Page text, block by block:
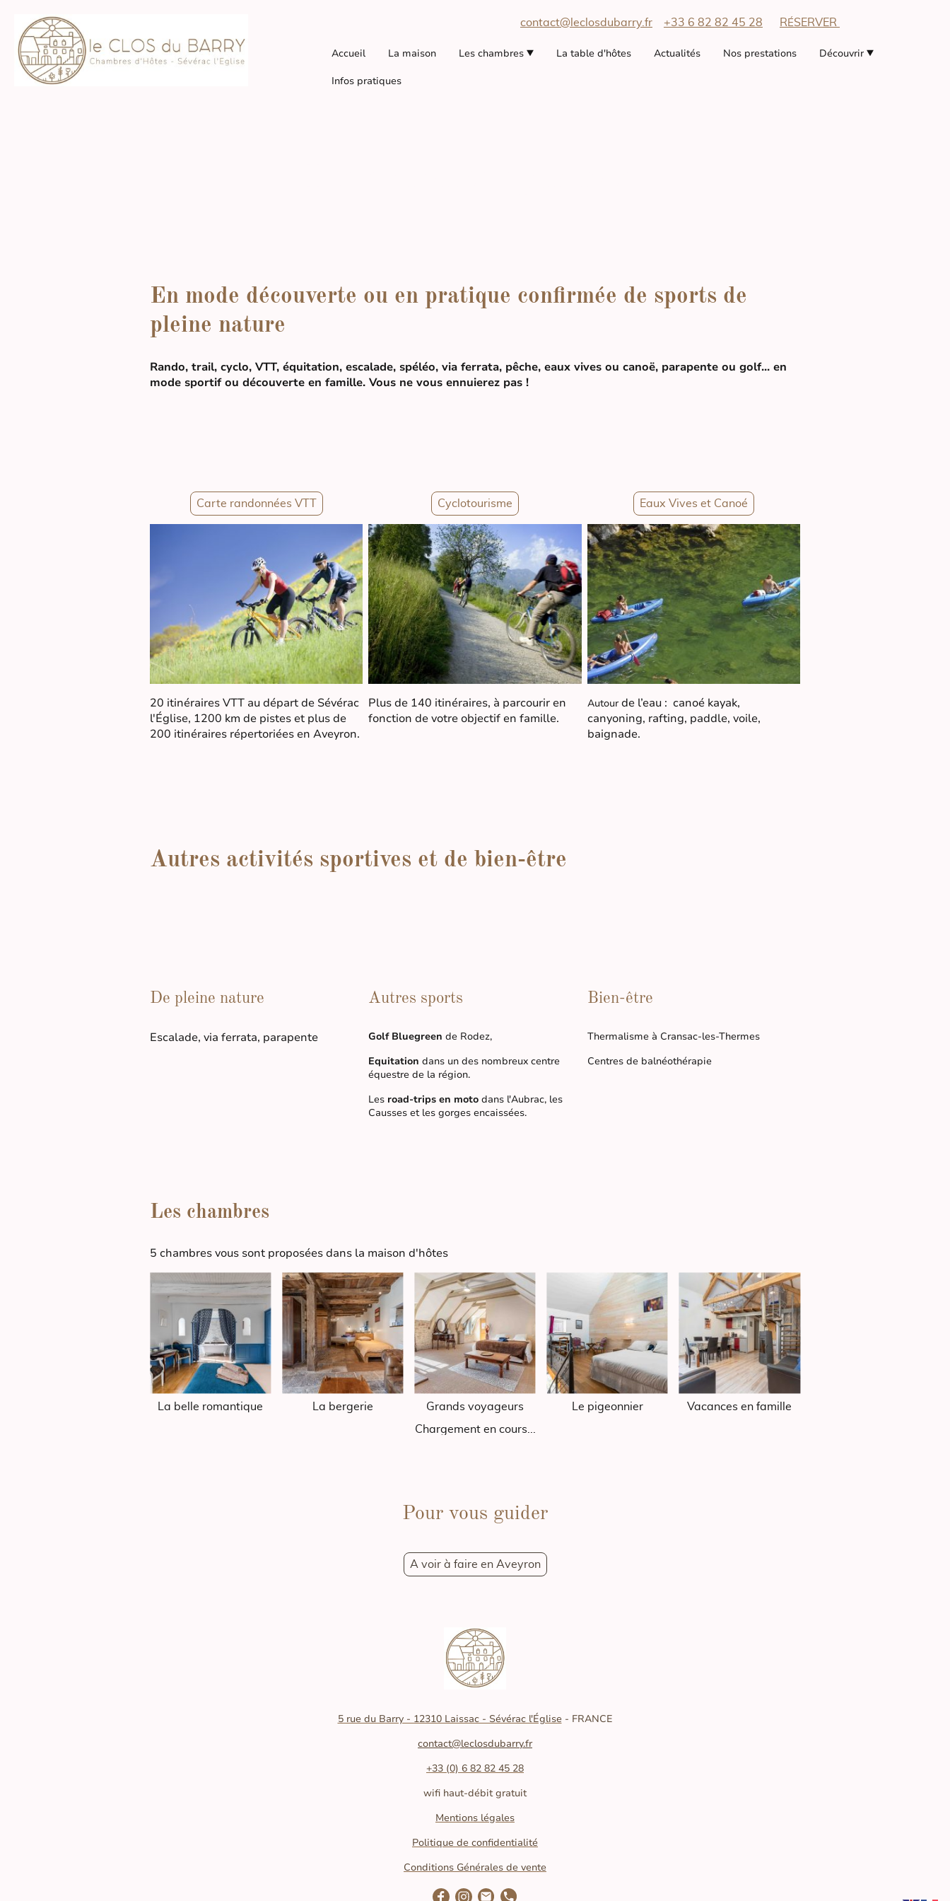
contact@leclosdubarry.fr +33 6 82 82 45 28 RÉSERVER
Accueil La maison Les chambres La table d'hôtes Actualités Nos prestations Découvrir
Infos pratiques
En mode découverte ou en pratique confirmée de sports de
pleine nature
Rando, trail, cyclo, VTT, équitation, escalade, spéléo, via ferrata, pêche, eaux vives ou canoë, parapente ou golf... en
mode sportif ou découverte en famille. Vous ne vous ennuierez pas !
Carte randonnées VTT
20 itinéraires VTT au départ de Sévérac
l'Église, 1200 km de pistes et plus de
200 itinéraires répertoriées en Aveyron.
Cyclotourisme
Plus de 140 itinéraires, à parcourir en
fonction de votre objectif en famille.
Eaux Vives et Canoé
Autourde l’eau : canoé kayak,
canyoning, rafting, paddle, voile,
baignade.
Autres activités sportives et de bien-être
De pleine nature
Escalade, via ferrata, parapente
Autres sports
Golf Bluegreen de Rodez,
Equitationdans un des nombreux centre
équestre de la région.
Les road-trips en moto dans l'Aubrac, les
Causses et les gorges encaissées.
Bien-être
Thermalisme à Cransac-les-Thermes
Centres de balnéothérapie
Les chambres
5 chambres vous sont proposées dans la maison d'hôtes
La belle romantique La bergerie Grands voyageurs Le pigeonnier
Vacances en famille
Chargement en cours...
Pour vous guider
A voir à faire en Aveyron
5 rue du Barry - 12310 Laissac - Sévérac l'Église- FRANCE
contact@leclosdubarry.fr
+33 (0) 6 82 82 45 28
wifi haut-débit gratuit
Mentions légales
Politique de confidentialité
Conditions Générales de vente